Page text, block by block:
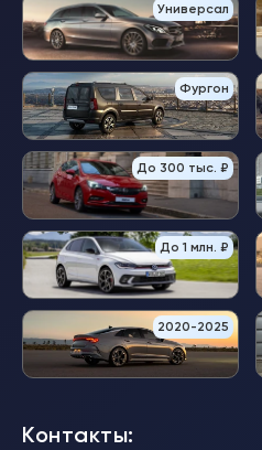
Универсал
Фургон
До 300 тыс. ₽
До 1 млн. ₽
2020-2025
Контакты: